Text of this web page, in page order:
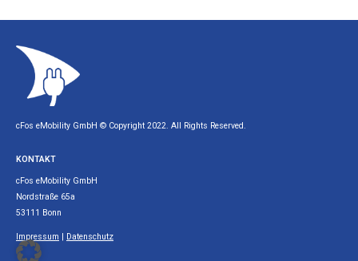
cFos eMobility GmbH © Copyright 2022. All Rights Reserved.
KONTAKT
cFos eMobility GmbH
Nordstraße 65a
53111 Bonn
Impressum Datenschutz